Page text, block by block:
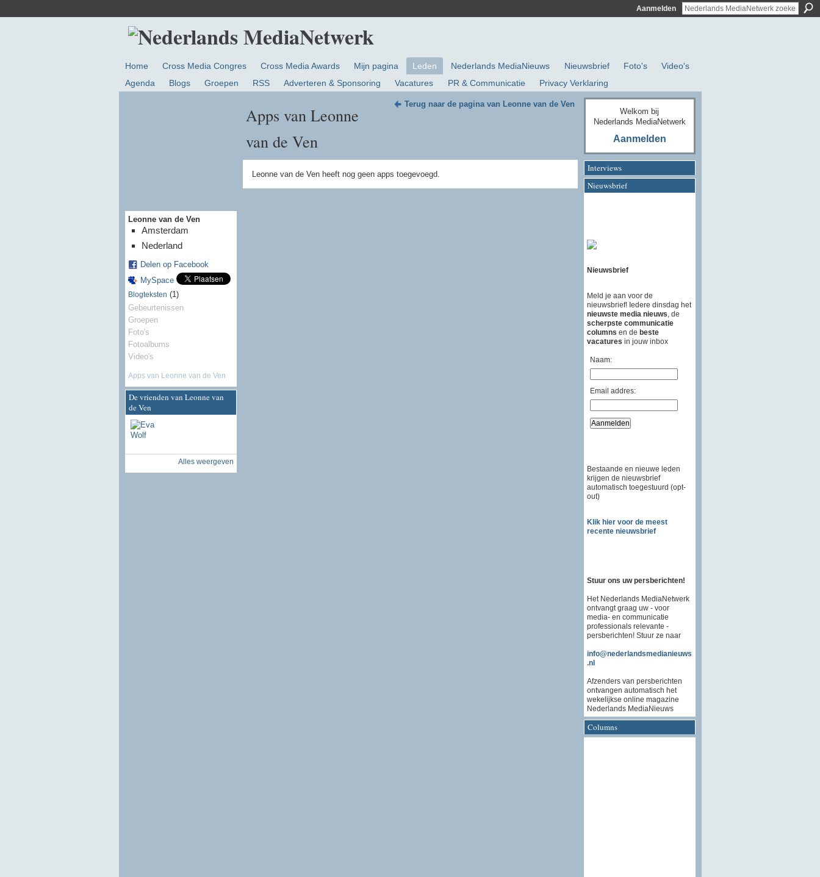
Aanmelden
Home Cross Media Congres Cross Media Awards Mijn pagina Leden Nederlands MediaNieuws Nieuwsbrief Foto's
Video's
Agenda
Blogs Groepen RSS Adverteren & Sponsoring Vacatures PR & Communicatie Privacy Verklaring
Leonne van de Ven
Amsterdam
Nederland
Delen op Facebook
MySpace
Blogteksten (1)
Gebeurtenissen
Groepen
Foto's
Fotoalbums
Video's
Apps van Leonne van de Ven
De vrienden van Leonne van
de Ven
Alles weergeven
Terug naar de pagina van Leonne van de Ven
Apps van Leonne
van de Ven
Leonne van de Ven heeft nog geen apps toegevoegd.
Welkom bij
Nederlands MediaNetwerk
Aanmelden
Interviews
Nieuwsbrief
Nieuwsbrief
Meld je aan voor de
nieuwsbrief! Iedere dinsdag het
nieuwste media nieuws , de
scherpste communicatie
columns en de beste
vacatures in jouw inbox
Naam:
Email addres:
Bestaande en nieuwe leden
krijgen de nieuwsbrief
automatisch toegestuurd (opt-
out)
Klik hier voor de meest
recente nieuwsbrief
Stuur ons uw persberichten!
Het Nederlands MediaNetwerk
ontvangt graag uw - voor
media- en communicatie
professionals relevante -
persberichten! Stuur ze naar
info@nederlandsmedianieuws
.nl
Afzenders van persberichten
ontvangen automatisch het
wekelijkse online magazine
Nederlands MediaNieuws
Columns